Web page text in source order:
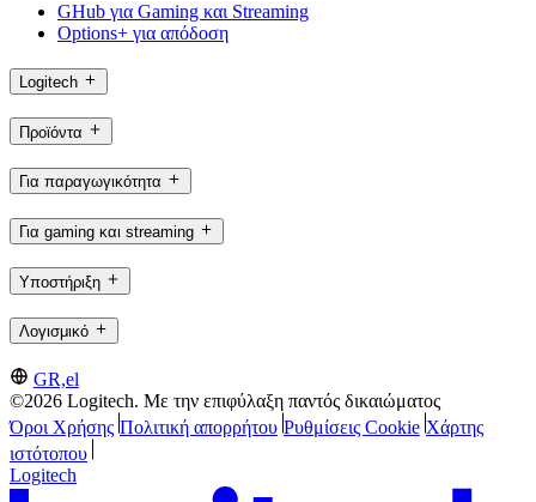
GHub για Gaming και Streaming
Options+ για απόδοση
Logitech
Προϊόντα
Για παραγωγικότητα
Για gaming και streaming
Υποστήριξη
Λογισμικό
GR,el
©2026 Logitech. Με την επιφύλαξη παντός δικαιώματος
Όροι Χρήσης Πολιτική απορρήτου Ρυθμίσεις Cookie Χάρτης
ιστότοπου
Logitech